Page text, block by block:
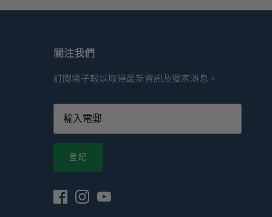
關注我們
訂閱電子報以取得最新資訊及獨家消息。
登記